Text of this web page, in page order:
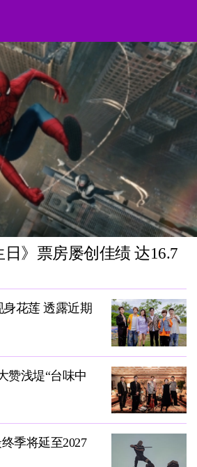
日》票房屡创佳绩 达16.7
身花莲 透露近期
赞浅堤“台味中
季将延至2027